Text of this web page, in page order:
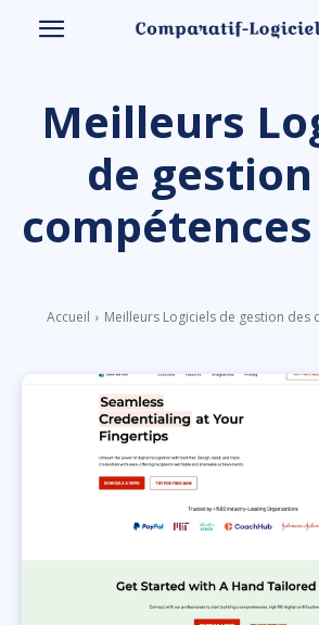
Meilleurs
de
compétences
Accueil Meilleurs Logiciels de gestion des